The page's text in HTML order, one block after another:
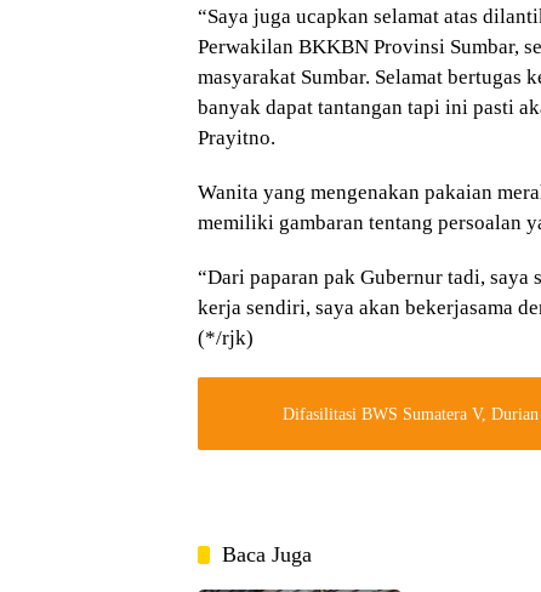
“Saya juga ucapkan selamat atas
Perwakilan BKKBN Provinsi Sumbar,
masyarakat Sumbar. Selamat bertugas
banyak dapat tantangan tapi ini pasti
Prayitno.
Wanita yang mengenakan pakaian
memiliki gambaran tentang persoalan
“Dari paparan pak Gubernur tadi, saya
kerja sendiri, saya akan bekerjasama
(*/rjk)
Difasilitasi BWS Sumatera V,
Baca Juga